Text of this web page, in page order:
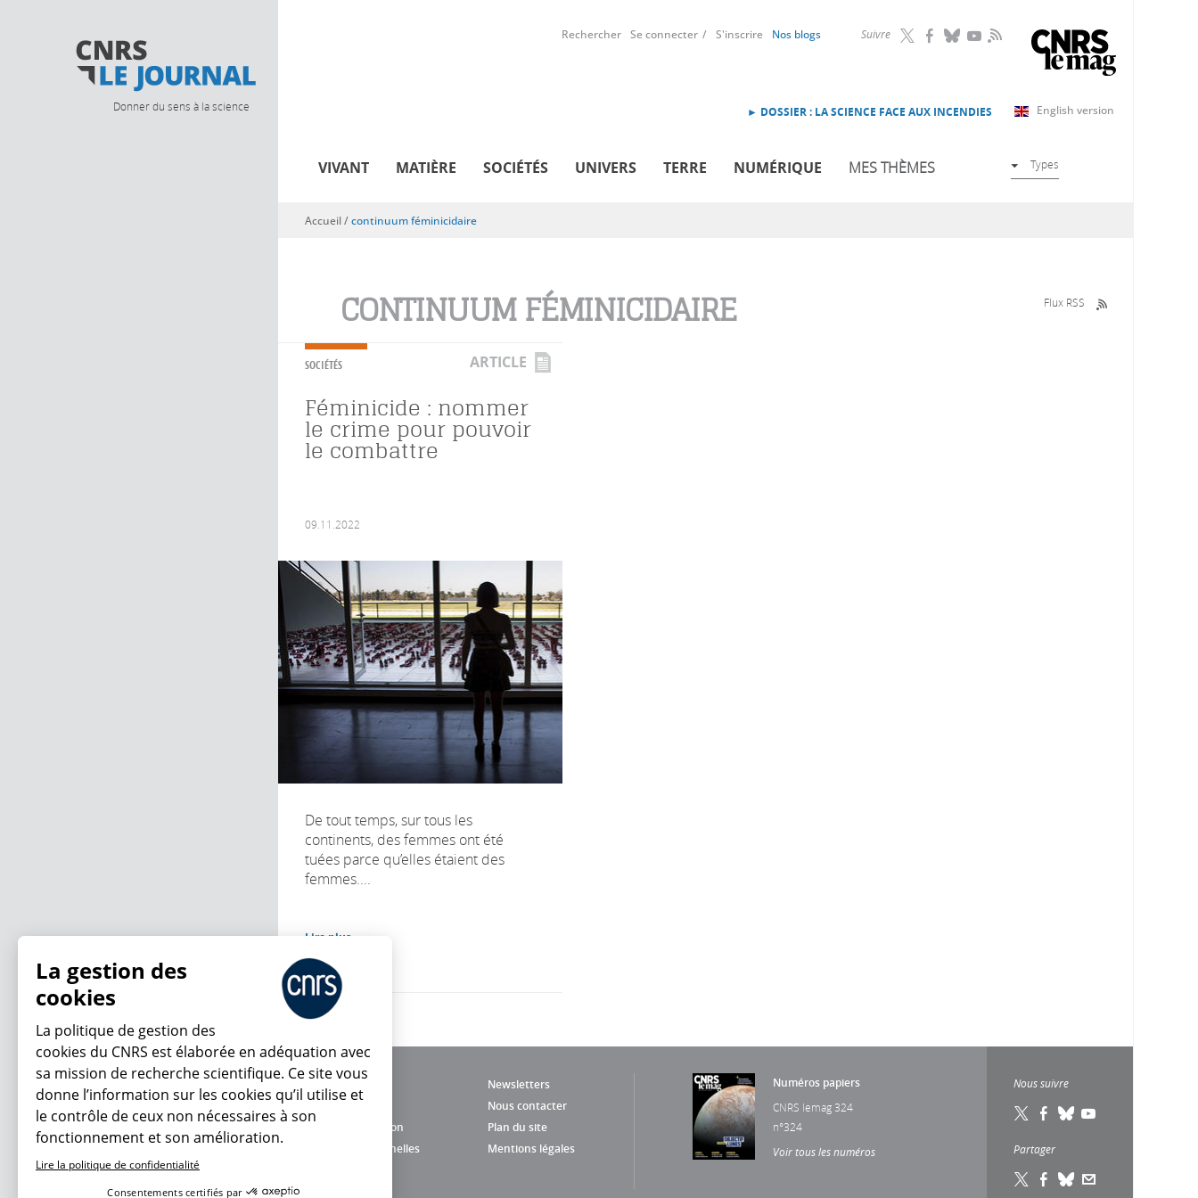
Donner du sens à la science
Suivre RSS
Rechercher Se connecter S'inscrire Nos blogs
English version
► DOSSIER : LA SCIENCE FACE AUX INCENDIES
VIVANT MATIÈRE SOCIÉTÉS UNIVERS TERRE NUMÉRIQUE MES THÈMES Types
Vous êtes ici
Accueil/continuum féminicidaire
CONTINUUM FÉMINICIDAIRE Flux RSS
SOCIÉTÉS ARTICLE
Féminicide : nommer
le crime pour pouvoir
le combattre
09.11.2022
De tout temps, sur tous les
continents, des femmes ont été
tuées parce qu’elles étaient des
femmes....
Lire plus
Newsletters
Nous contacter
Charte d'utilisation
Plan du site
Données personnelles
Mentions légales
Numéros papiers
CNRS lemag 324
n°324
Voir tous les numéros
Nous suivre
Partager
En ce moment
La gestion des
cookies
La politique de gestion des
cookies du CNRS est élaborée en adéquation avec
sa mission de recherche scientifique. Ce site vous
donne l’information sur les cookies qu’il utilise et
le contrôle de ceux non nécessaires à son
fonctionnement et son amélioration.
Lire la politique de confidentialité
Consentements certifiés par